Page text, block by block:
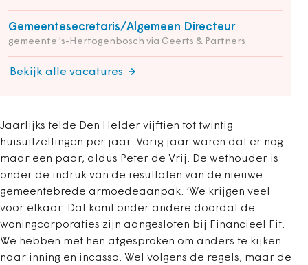
Gemeentesecretaris/Algemeen Directeur
gemeente 's-Hertogenbosch via Geerts & Partners
Bekijk alle vacatures
Jaarlijks telde Den Helder vijftien tot twintig
huisuitzettingen per jaar. Vorig jaar waren dat er nog
maar een paar, aldus Peter de Vrij. De wethouder is
onder de indruk van de resultaten van de nieuwe
gemeentebrede armoedeaanpak. ‘We krijgen veel
voor elkaar. Dat komt onder andere doordat de
woningcorporaties zijn aangesloten bij Financieel Fit.
We hebben met hen afgesproken om anders te kijken
naar inning en incasso. Wel volgens de regels, maar de